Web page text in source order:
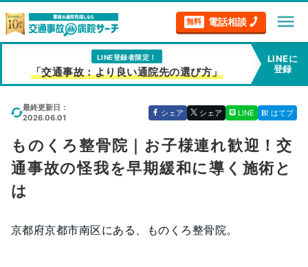
無料 電話相談 menu
LINE登録者限定！
「交通事故：より良い通院先の選び方」
LINEに
登録
最終更新日：
2026.06.01
シェア シェア LINE はてブ
ものくろ整骨院｜お子様連れ歓迎！交
通事故の怪我を早期緩和に導く施術と
は
京都府京都市南区にある、ものくろ整骨院。